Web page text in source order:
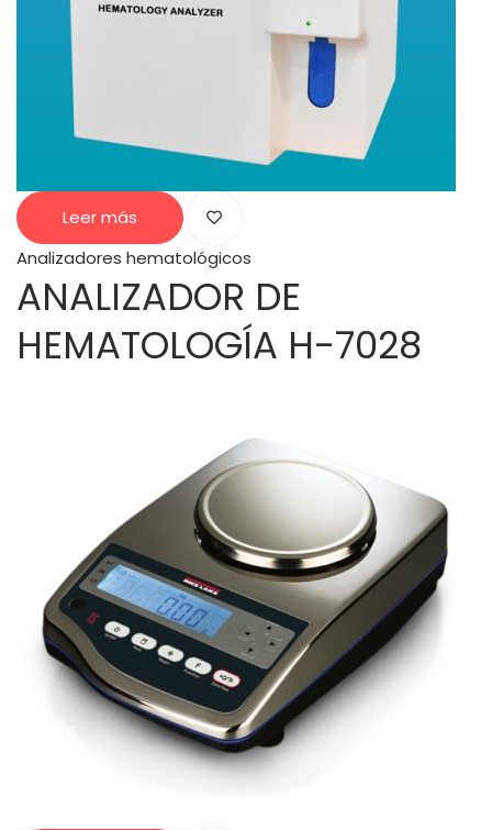
Leer más
Analizadores hematológicos
ANALIZADOR DE
HEMATOLOGÍA H-7028